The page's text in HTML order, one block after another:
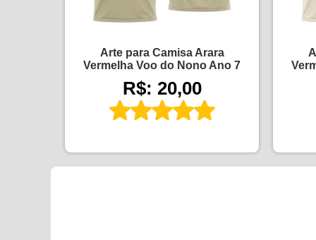
Arte para Camisa Arara
Vermelha Voo do Nono Ano 7
R$: 20,00